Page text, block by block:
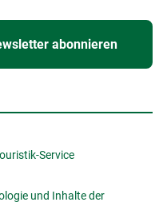
abonnieren
Service
und Inhalte der